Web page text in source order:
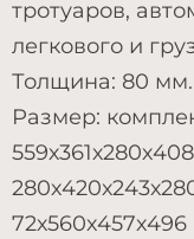
тротуаров,
легкового и
Толщина: 80 мм.
Размер: